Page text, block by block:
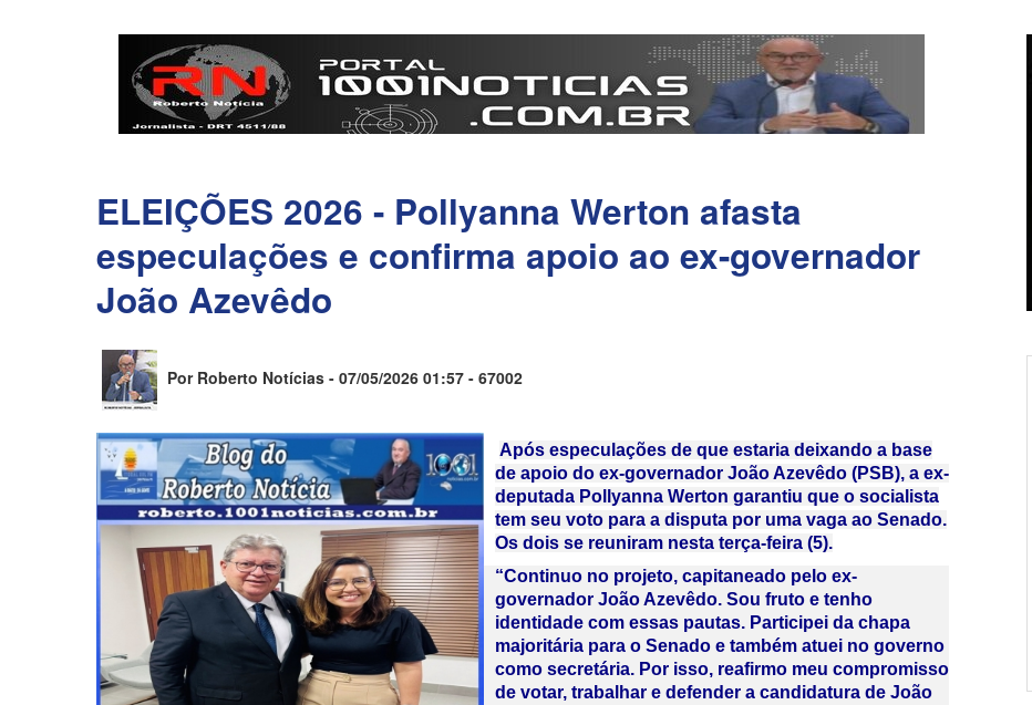
ELEIÇÕES 2026 - Pollyanna Werton afasta
especulações e confirma apoio ao ex-governador
João Azevêdo
Por Roberto Notícias - 07/05/2026 01:57 - 67002
Após especulações de que estaria deixando a base
de apoio do ex-governador João Azevêdo (PSB), a ex-
deputada Pollyanna Werton garantiu que o socialista
tem seu voto para a disputa por uma vaga ao Senado.
Os dois se reuniram nesta terça-feira (5).
“Continuo no projeto, capitaneado pelo ex-
governador João Azevêdo. Sou fruto e tenho
identidade com essas pautas. Participei da chapa
majoritária para o Senado e também atuei no governo
como secretária. Por isso, reafirmo meu compromisso
de votar, trabalhar e defender a candidatura de João